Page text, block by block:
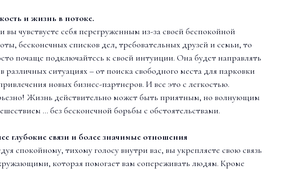
и жизнь в потоке.
вы чувствуете себя перегруженным из-за своей беспокойной
бесконечных списков дел, требовательных друзей и семьи, то
почаще подключайтесь к своей интуиции. Она будет направлять
различных ситуациях – от поиска свободного места для парковки
новых бизнес-партнеров. И все это с легкостью.
Жизнь действительно может быть приятным, но волнующим
… без бесконечной борьбы с обстоятельствами.
глубокие связи и более значимые отношения
спокойному, тихому голосу внутри вас, вы укрепляете свою связь
которая помогает вам сопереживать людям. Кроме